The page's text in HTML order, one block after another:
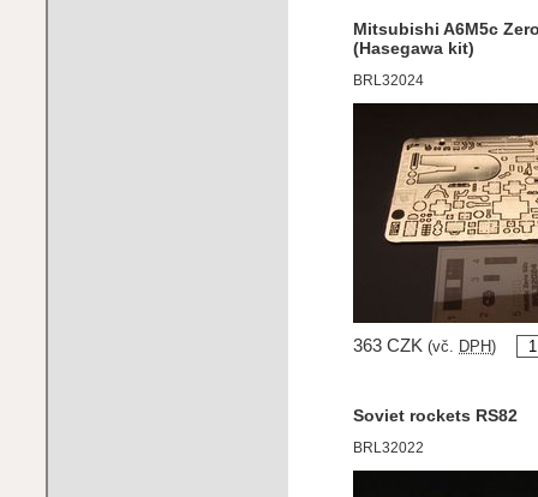
Mitsubishi A6M5c
(Hasegawa kit)
BRL32024
363 CZK (vč. DPH )
Soviet rockets RS82
BRL32022